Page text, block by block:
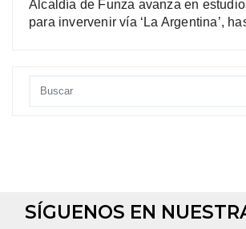
Alcaldía de Funza avanza en
para invervenir vía ‘La Argentina’,
SÍGUENOS EN